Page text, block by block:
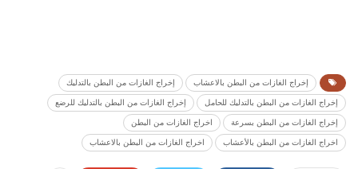
إخراج الغازات من البطن بالاعشاب إخراج الغازات من البطن بالتدليك
إخراج الغازات من البطن بالتدليك للحامل إخراج الغازات من البطن بالتدليك للرضع
إخراج الغازات من البطن بسرعة اخراج الغازات من البطن
اخراج الغازات من البطن بالأعشاب اخراج الغازات من البطن بالاعشاب